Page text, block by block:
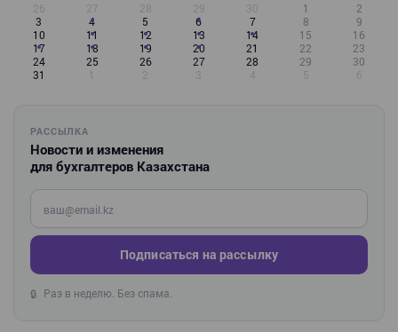
26 27 28 29 30 1
2
3
4 5 6 7 8
9
10
11 12 13 14 15
16
17
18 19 20 21 22
23
24
25 26 27 28 29
30
31
1 2 3 4 5 6
РАССЫЛКА
Новости и изменения
для бухгалтеров Казахстана
Введите ваш e-mail
Подписаться на рассылку
🔒 Раз в неделю. Без спама.